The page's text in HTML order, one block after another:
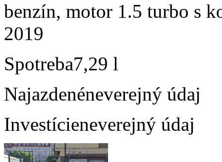
benzín, motor 1.5 turbo s
2019
Spotreba7,29 l
Najazdenéneverejný údaj
Investícieneverejný údaj